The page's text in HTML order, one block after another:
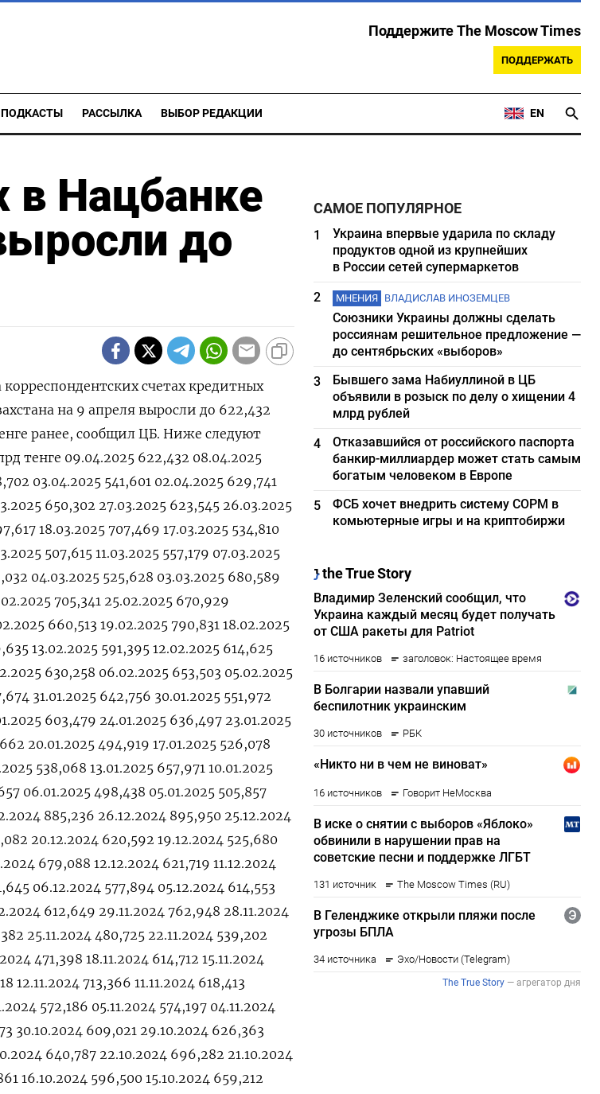
Поддержите The Moscow Times
ПОДДЕРЖАТЬ
ПОДКАСТЫ РАССЫЛКА ВЫБОР РЕДАКЦИИ EN
в Нацбанке
до
счетах кредитных
на 9 апреля выросли до 622,432
ранее, сообщил ЦБ. Ниже следуют
тенге 09.04.2025 622,432 08.04.2025
03.04.2025 541,601 02.04.2025 629,741
650,302 27.03.2025 623,545 26.03.2025
18.03.2025 707,469 17.03.2025 534,810
507,615 11.03.2025 557,179 07.03.2025
04.03.2025 525,628 03.03.2025 680,589
705,341 25.02.2025 670,929
660,513 19.02.2025 790,831 18.02.2025
13.02.2025 591,395 12.02.2025 614,625
630,258 06.02.2025 653,503 05.02.2025
31.01.2025 642,756 30.01.2025 551,972
603,479 24.01.2025 636,497 23.01.2025
20.01.2025 494,919 17.01.2025 526,078
538,068 13.01.2025 657,971 10.01.2025
06.01.2025 498,438 05.01.2025 505,857
885,236 26.12.2024 895,950 25.12.2024
20.12.2024 620,592 19.12.2024 525,680
679,088 12.12.2024 621,719 11.12.2024
06.12.2024 577,894 05.12.2024 614,553
612,649 29.11.2024 762,948 28.11.2024
25.11.2024 480,725 22.11.2024 539,202
471,398 18.11.2024 614,712 15.11.2024
12.11.2024 713,366 11.11.2024 618,413
572,186 05.11.2024 574,197 04.11.2024
30.10.2024 609,021 29.10.2024 626,363
640,787 22.10.2024 696,282 21.10.2024
16.10.2024 596,500 15.10.2024 659,212
САМОЕ ПОПУЛЯРНОЕ
1
Украина впервые ударила по складу
продуктов одной из крупнейших
в России сетей супермаркетов
2
МНЕНИЯ ВЛАДИСЛАВ ИНОЗЕМЦЕВ
Союзники Украины должны сделать
россиянам решительное предложение —
до сентябрьских «выборов»
3
Бывшего зама Набиуллиной в ЦБ
объявили в розыск по делу о хищении 4
млрд рублей
4
Отказавшийся от российского паспорта
банкир-миллиардер может стать самым
богатым человеком в Европе
5
ФСБ хочет внедрить систему СОРМ в
комьютерные игры и на криптобиржи